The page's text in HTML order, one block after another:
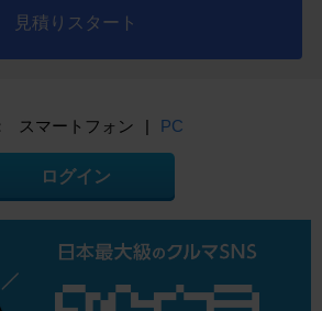
見積りスタート
スマートフォン | PC
ログイン